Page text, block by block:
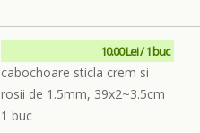
10.00 Lei / 1 buc